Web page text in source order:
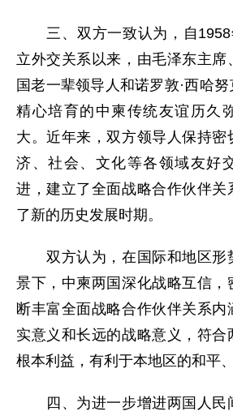
三、双方一致认为，自1958
立外交关系以来，由毛泽东主席
国老一辈领导人和诺罗敦·西哈
精心培育的中柬传统友谊历久
大。近年来，双方领导人保持密
济、社会、文化等各领域友好
进，建立了全面战略合作伙伴关
了新的历史发展时期。
双方认为，在国际和地区形
景下，中柬两国深化战略互信，
断丰富全面战略合作伙伴关系
实意义和长远的战略意义，符合
根本利益，有利于本地区的和平
四、为进一步增进两国人民